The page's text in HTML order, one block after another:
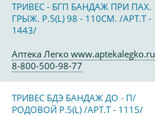
ТРИВЕС - БГП БАНДАЖ ПРИ ПАХ.
ГРЫЖ. Р.5(L) 98 - 110СМ. /АРТ.Т -
1443/
Аптека Легко www.aptekalegko.ru
8-800-500-98-77
ТРИВЕС БДЭ БАНДАЖ ДО - П/
РОДОВОЙ Р.5(L) /АРТ.Т - 1115/